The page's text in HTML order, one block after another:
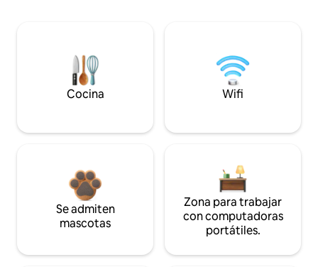
Cocina Wifi
Se admiten
mascotas
Zona para trabajar
con computadoras
portátiles.